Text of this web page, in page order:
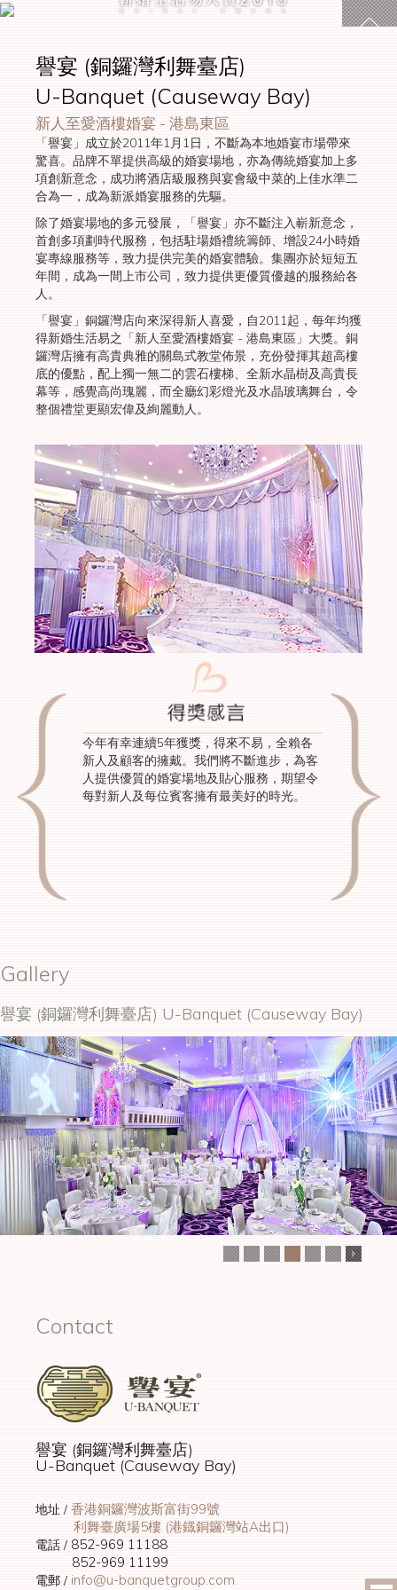
譽宴 (銅鑼灣利舞臺店)
U-Banquet (Causeway Bay)
新人至愛酒樓婚宴 - 港島東區
「譽宴」成立於2011年1月1日，不斷為本地婚宴市場帶來
驚喜。品牌不單提供高級的婚宴場地，亦為傳統婚宴加上多
項創新意念，成功將酒店級服務與宴會級中菜的上佳水準二
合為一，成為新派婚宴服務的先驅。
除了婚宴場地的多元發展，「譽宴」亦不斷注入嶄新意念，
首創多項劃時代服務，包括駐場婚禮統籌師、增設24小時婚
宴專線服務等，致力提供完美的婚宴體驗。集團亦於短短五
年間，成為一間上市公司，致力提供更優質優越的服務給各
人。
「譽宴」銅鑼灣店向來深得新人喜愛，自2011起，每年均獲
得新婚生活易之「新人至愛酒樓婚宴 - 港島東區」大獎。銅
鑼灣店擁有高貴典雅的關島式教堂佈景，充份發揮其超高樓
底的優點，配上獨一無二的雲石樓梯、全新水晶樹及高貴長
幕等，感覺高尚瑰麗，而全廳幻彩燈光及水晶玻璃舞台，令
整個禮堂更顯宏偉及絢麗動人。
今年有幸連續5年獲獎，得來不易，全賴各
新人及顧客的擁戴。我們將不斷進步，為客
人提供優質的婚宴場地及貼心服務，期望令
每對新人及每位賓客擁有最美好的時光。
Gallery
譽宴 (銅鑼灣利舞臺店) U-Banquet (Causeway Bay)
00:00
Contact
譽宴 (銅鑼灣利舞臺店)
U-Banquet (Causeway Bay)
地址 / 香港銅鑼灣波斯富街99號
利舞臺廣場5樓 (港鐡銅鑼灣站A出口)
電話 / 852-969 11188
852-969 11199
電郵 / info@u-banquetgroup.com